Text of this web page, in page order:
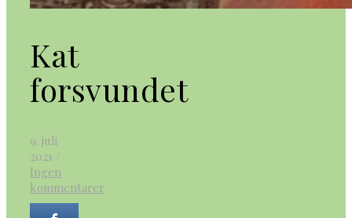
Kat
forsvundet
9. juli
2021 /
Ingen
kommentarer